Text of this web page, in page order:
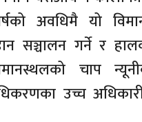
अवधिमै यो
सञ्चालन गर्ने र
चाप
उच्च